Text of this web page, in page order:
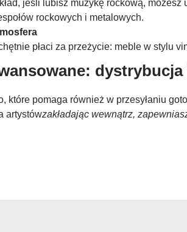
jeśli lubisz muzykę rockową,
rockowych i metalowych.
płaci za przeżycie: meble w stylu
które pomaga również w przesyłaniu
artystówzakładając wewnątrz,